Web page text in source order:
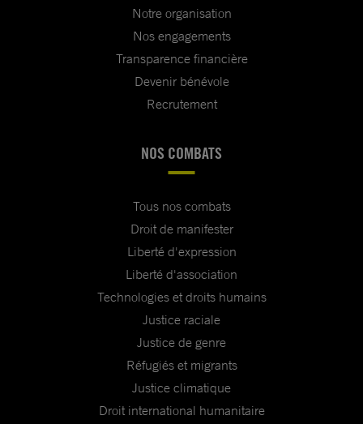
Notre organisation
Nos engagements
Transparence financière
Devenir bénévole
Recrutement
NOS COMBATS
Tous nos combats
Droit de manifester
Liberté d'expression
Liberté d'association
Technologies et droits humains
Justice raciale
Justice de genre
Réfugiés et migrants
Justice climatique
Droit international humanitaire